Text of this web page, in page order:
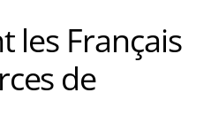
les Français
de